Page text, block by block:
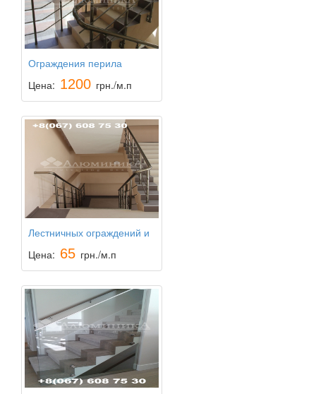
Ограждения перила
Цена: 1200 грн./м.п
Лестничных ограждений и
перил из анодированного
алюминия
Цена: 65 грн./м.п